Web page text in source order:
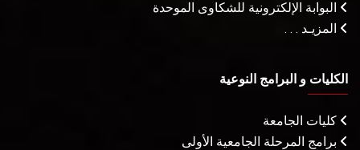
البوابة الإلكترونية للشكاوى الموحدة
المزيـد . . .
الكليات و البرامج النوعية
كليات الجامعة
برامج المرحلة الجامعية الأولى